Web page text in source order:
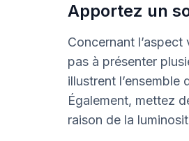
Apportez un
Concernant
pas à présenter
illustrent
Également, mettez
raison de la